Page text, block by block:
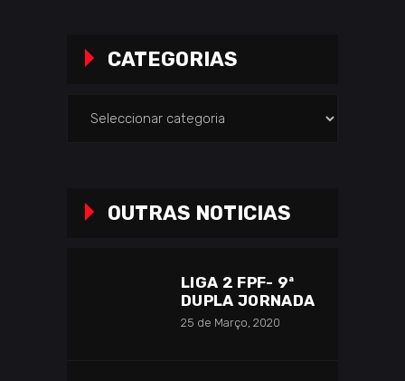
CATEGORIAS
OUTRAS NOTICIAS
LIGA 2 FPF- 9ª
DUPLA JORNADA
25 de Março, 2020